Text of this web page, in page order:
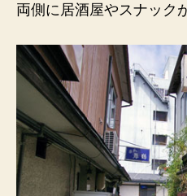
両側に居酒屋やスナック